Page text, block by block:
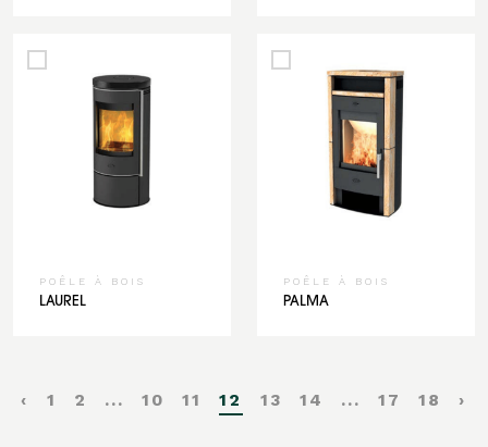
POÊLE À BOIS
LAUREL
POÊLE À BOIS
PALMA
‹ 1 2 ... 10 11 12 13 14 ... 17 18 ›